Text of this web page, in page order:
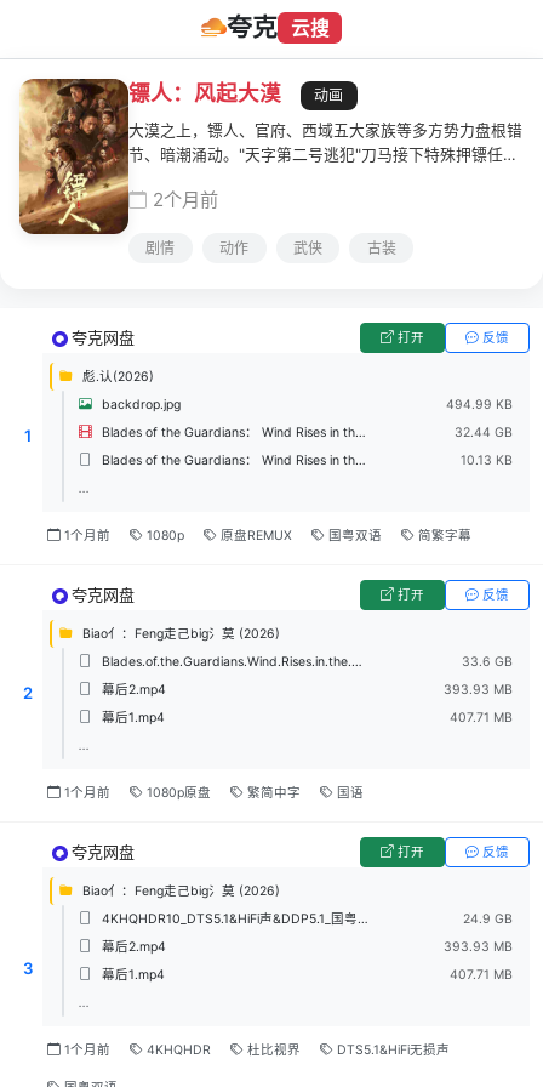
夸克 云搜
镖人：风起大漠
动画
大漠之上，镖人、官府、西域五大家族等多方势力盘根错
节、暗潮涌动。"天字第二号逃犯"刀马接下特殊押镖任
对象竟是"天字第一号逃犯"知世郎……天下熙熙皆为利
2个月前
剧情 动作 武侠 古装
1
夸克网盘 打开 反馈
彪.认(2026)
backdrop.jpg
494.99 KB
Blades of the Guardians： Wind Rises in the Desert (2026) - 1080p BluRay REMUX AVC TrueHD 7.1 Atmos 2Audio.mkv
32.44 GB
Blades of the Guardians： Wind Rises in the Desert (2026) - 1080p BluRay REMUX AVC TrueHD 7.1 Atmos 2Audio.nfo
10.13 KB
...
1个月前 1080p 原盘REMUX 国粤双语 简繁字幕
2
夸克网盘 打开 反馈
Biao亻：Feng走己big氵莫 (2026)
Blades.of.the.Guardians.Wind.Rises.in.the.Desert.2026.1080p.HKG.Blu-ray.AVC.TrueHD.7.1.Atmos.mp4
33.6 GB
幕后2.mp4
393.93 MB
幕后1.mp4
407.71 MB
...
1个月前 1080p原盘 繁简中字 国语
3
夸克网盘 打开 反馈
Biao亻：Feng走己big氵莫 (2026)
4KHQHDR10_DTS5.1&HiFi声&DDP5.1_国粤双语_无人在意.mp4
24.9 GB
幕后2.mp4
393.93 MB
幕后1.mp4
407.71 MB
...
1个月前 4KHQHDR 杜比视界 DTS5.1&HiFi无损声